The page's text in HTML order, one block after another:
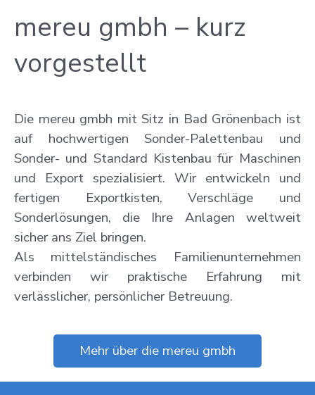
mereu gmbh – kurz
vorgestellt
Die mereu gmbh mit Sitz in Bad Grönenbach ist
auf hochwertigen Sonder-Palettenbau und
Sonder- und Standard Kistenbau für Maschinen
und Export spezialisiert. Wir entwickeln und
fertigen Exportkisten, Verschläge und
Sonderlösungen, die Ihre Anlagen weltweit
sicher ans Ziel bringen.
Als mittelständisches Familienunternehmen
verbinden wir praktische Erfahrung mit
verlässlicher, persönlicher Betreuung.
Mehr über die mereu gmbh